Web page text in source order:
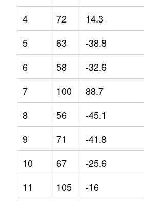
4
72 14.3
5
63 -38.8
6
58 -32.6
7
100 88.7
8
56 -45.1
9
71 -41.8
10
67 -25.6
11
105 -16